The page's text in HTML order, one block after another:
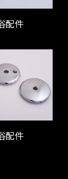
配件
配件